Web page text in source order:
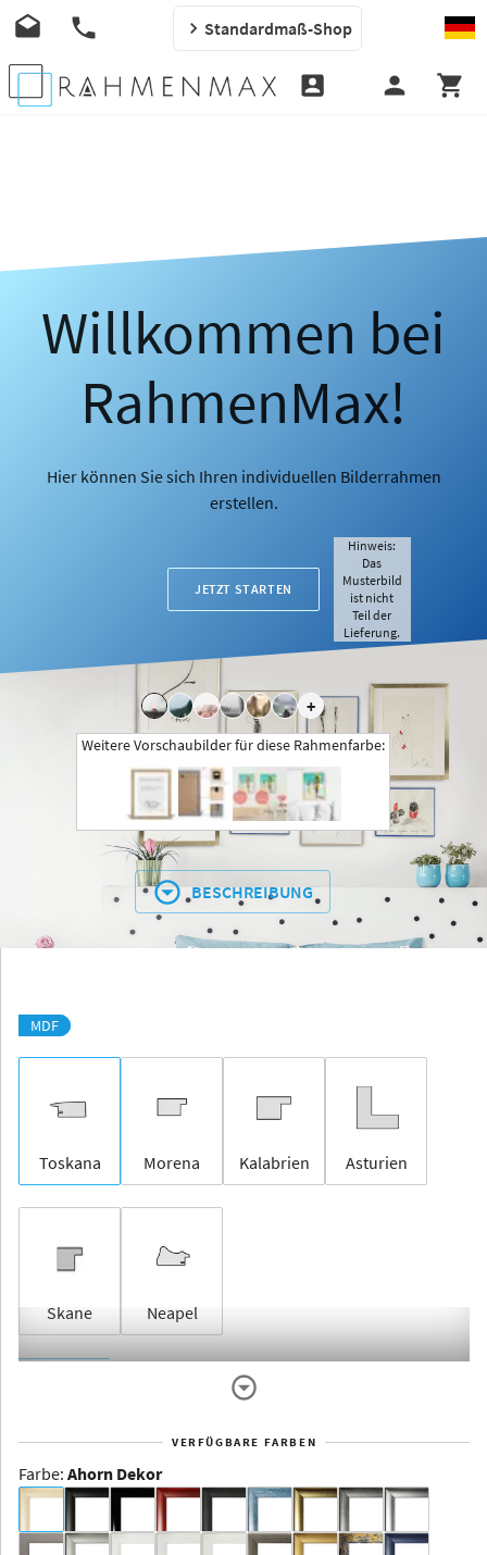
Standardmaß-Shop
Willkommen bei
RahmenMax!
Hier können Sie sich Ihren individuellen Bilderrahmen
erstellen.
JETZT STARTEN
+
Hinweis:
Das
Musterbild
ist nicht
Teil der
Lieferung.
Weitere Vorschaubilder für diese Rahmenfarbe:
BESCHREIBUNG
MDF
Toskana Morena Kalabrien Asturien
Skane Neapel
Dakota -
Rahmenloser
VERFÜGBARE FARBEN
Farbe: Ahorn Dekor